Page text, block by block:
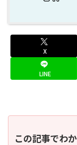
X
LINE
この記事でわ